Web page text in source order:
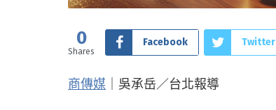
0
Shares
Facebook Twitter
商傳媒 ｜吳承岳／台北報導